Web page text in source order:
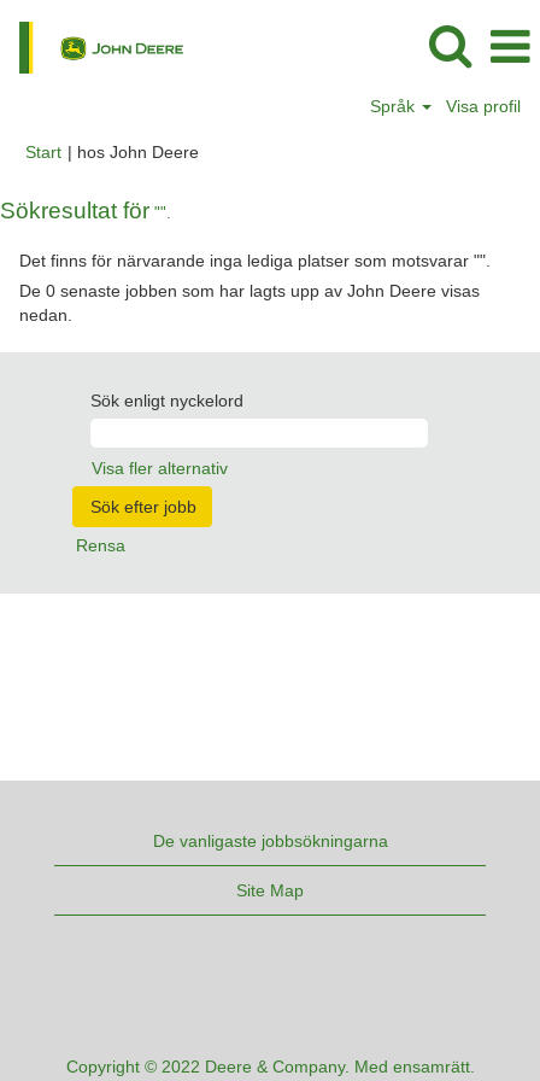
Språk Visa profil
Start | hos John Deere(aktuell
Sökresultat för "".
Det finns för närvarande inga lediga platser som motsvarar "".
De 0 senaste jobben som har lagts upp av John Deere visas
nedan.
Sök enligt nyckelord
Visa fler alternativ
Rensa
De vanligaste jobbsökningarna
Site Map
Copyright © 2022 Deere & Company. Med ensamrätt.